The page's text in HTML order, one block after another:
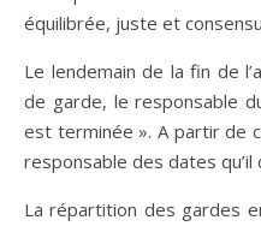
équilibrée, juste et
Le lendemain de la fin de
de garde, le responsable
est terminée ». A partir de
responsable des dates qu’il
La répartition des gardes